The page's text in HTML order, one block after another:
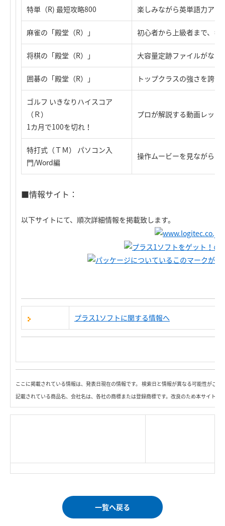
特単（R) 最短攻略800 楽しみながら英単語力アッ
麻雀の「殿堂（R）」 初心者から上級者まで、キ
将棋の「殿堂（R）」 大容量定跡ファイルがな
囲碁の「殿堂（R）」 トップクラスの強さを誇
ゴルフ いきなりハイスコア
（Ｒ）
1カ月で100を切れ！
プロが解説する動画レッ
特打式（ＴＭ） パソコン入
門/Word編
操作ムービーを見ながら
■情報サイト：
以下サイトにて、順次詳細情報を掲載致します。
プラス1ソフトに関する情報へ
ここに掲載されている情報は、発表日現在の情報です。 検索日と情報が異なる可能性がご
記載されている商品名、会社名は、各社の商標または登録商標です。改良のため本サイト内
一覧へ戻る